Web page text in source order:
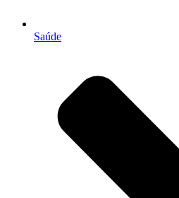
Saúde